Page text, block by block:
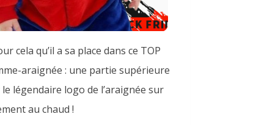
cela qu’il a sa place dans ce TOP
araignée : une partie supérieure
légendaire logo de l’araignée sur
au chaud !